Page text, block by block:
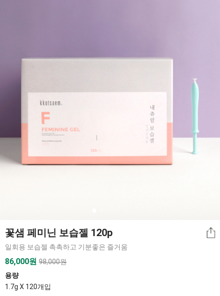
꽃샘 페미닌 보습젤 120p
일회용 보습젤 촉촉하고 기분좋은 즐거움
86,000원 98,000원
용량
1.7g X 120개입